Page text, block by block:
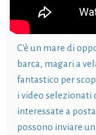
C'è un mare di
barca, magari a
fantastico per
i video selezionati
interessate a
possono inviare